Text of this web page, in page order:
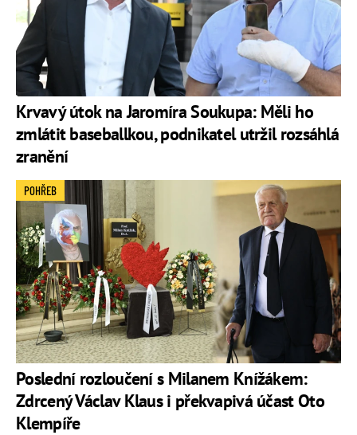
Krvavý útok na Jaromíra Soukupa: Měli ho
zmlátit baseballkou, podnikatel utržil rozsáhlá
zranění
Poslední rozloučení s Milanem Knížákem:
Zdrcený Václav Klaus i překvapivá účast Oto
Klempíře
POHŘEB